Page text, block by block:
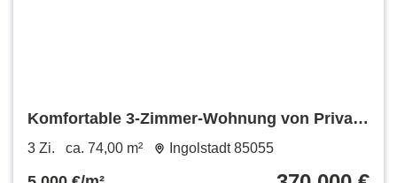
Komfortable 3-Zimmer-Wohnung von Privat
in IngolstadtEtting
3 Zi. ca. 74,00 m² Ingolstadt 85055